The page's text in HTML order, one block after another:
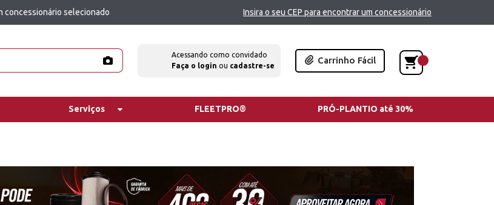
concessionário selecionado Insira o seu CEP para encontrar um concessionário
Acessando como convidado
Faça o login ou cadastre-se
Carrinho Fácil
Serviços FLEETPRO® PRÓ-PLANTIO até 30%